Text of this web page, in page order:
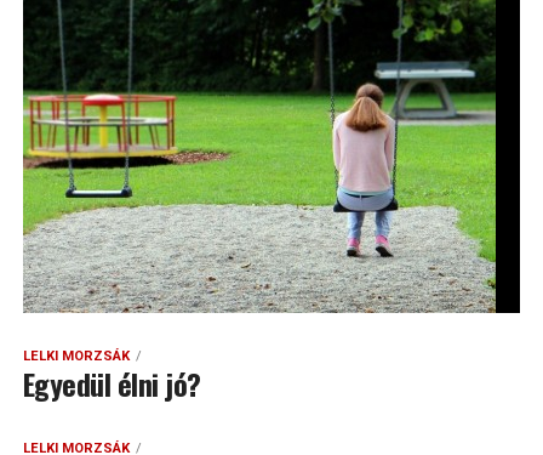
LELKI MORZSÁK
Egyedül élni jó?
LELKI MORZSÁK